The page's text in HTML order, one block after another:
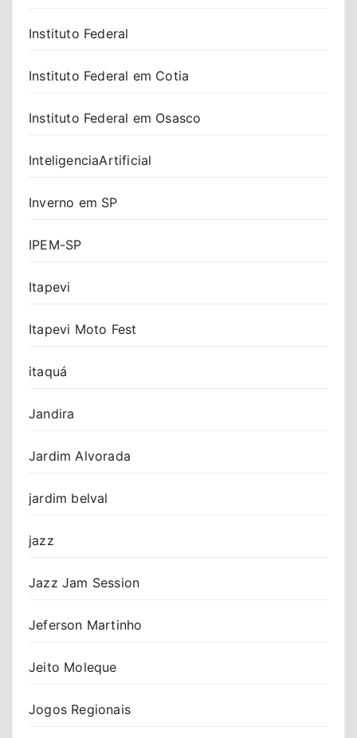
Instituto Federal
Instituto Federal em Cotia
Instituto Federal em Osasco
InteligenciaArtificial
Inverno em SP
IPEM-SP
Itapevi
Itapevi Moto Fest
itaquá
Jandira
Jardim Alvorada
jardim belval
jazz
Jazz Jam Session
Jeferson Martinho
Jeito Moleque
Jogos Regionais